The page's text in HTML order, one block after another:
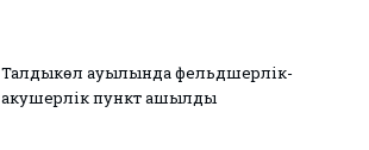
Талдыкөл ауылында фельдшерлік-
акушерлік пункт ашылды